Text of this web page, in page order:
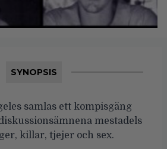
SYNOPSIS
samlas ett kompisgäng
mestadels
killar, tjejer och sex.